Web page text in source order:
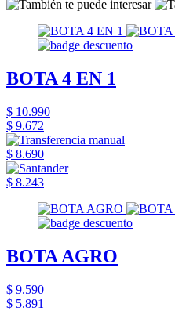
BOTA 4 EN 1
$ 10.990
$ 9.672
$ 8.690
$ 8.243
BOTA AGRO
$ 9.590
$ 5.891